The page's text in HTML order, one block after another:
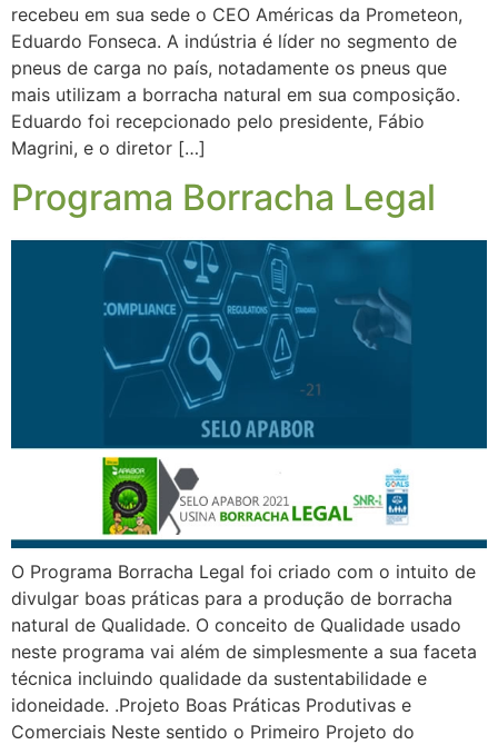
recebeu em sua sede o CEO Américas da Prometeon,
Eduardo Fonseca. A indústria é líder no segmento de
pneus de carga no país, notadamente os pneus que
mais utilizam a borracha natural em sua composição.
Eduardo foi recepcionado pelo presidente, Fábio
Magrini, e o diretor […]
Programa Borracha Legal
O Programa Borracha Legal foi criado com o intuito de
divulgar boas práticas para a produção de borracha
natural de Qualidade. O conceito de Qualidade usado
neste programa vai além de simplesmente a sua faceta
técnica incluindo qualidade da sustentabilidade e
idoneidade. .Projeto Boas Práticas Produtivas e
Comerciais Neste sentido o Primeiro Projeto do